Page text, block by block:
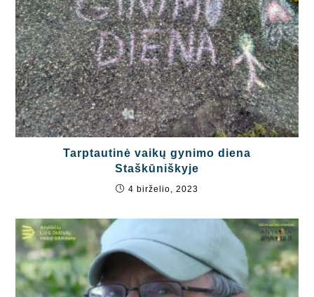
Tarptautinė vaikų gynimo diena
Staškūniškyje
4 birželio, 2023